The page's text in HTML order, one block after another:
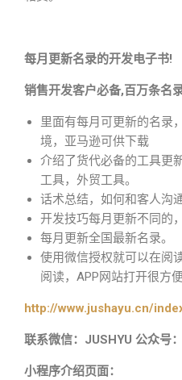
每月更新名录的开发电子书!
销售开发客户必备,百万条名
里面有每月可更新的名录
境，亚马逊可供下载
介绍了货代必备的工具更
工具，外贸工具。
话术总结，如何和客人沟
开发技巧每月更新不同的
每月更新全国最新名录。
使用微信授权就可以在阅
阅读，APP网站打开很方便
http://www.jushayu.cn/
联系微信：JUSHYU 公众号
小程序介绍页面：